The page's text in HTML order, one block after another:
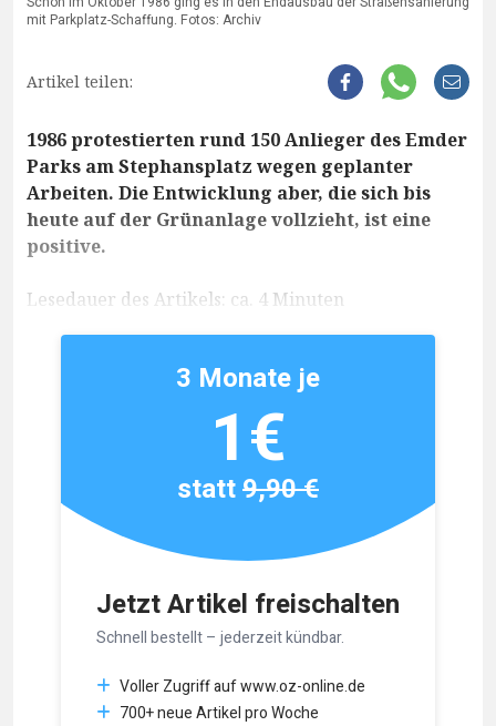
mit Parkplatz-Schaffung. Fotos: Archiv
Artikel teilen:
1986 protestierten rund 150 Anlieger des Emder
Parks am Stephansplatz wegen geplanter
Arbeiten. Die Entwicklung aber, die sich bis
heute auf der Grünanlage vollzieht, ist eine
positive.
Lesedauer des Artikels: ca. 4 Minuten
Jetzt Artikel freischalten
Schnell bestellt – jederzeit kündbar.
Voller Zugriff auf www.oz-online.de
700+ neue Artikel pro Woche
3 Monate je
1€
statt9,90 €